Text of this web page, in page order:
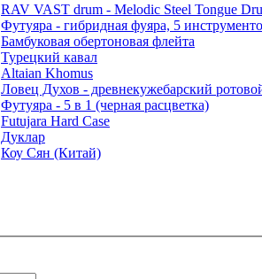
RAV VAST drum - Melodic Steel Tongue
Футуяра - гибридная фуяра, 5
Бамбуковая обертоновая флейта
Турецкий кавал
Altaian Khomus
Ловец Духов - древнекужебарский
Футуяра - 5 в 1 (черная расцветка)
Futujara Hard Case
Дуклар
Коу Сян (Китай)